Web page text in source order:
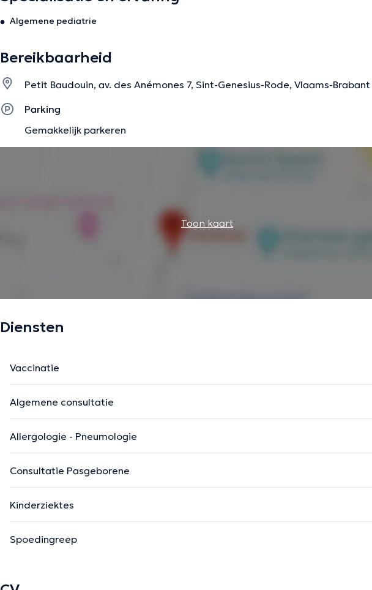
Algemene pediatrie
Bereikbaarheid
Petit Baudouin, av. des Anémones 7, Sint-Genesius-Rode, Vlaams-Brabant
Parking
Gemakkelijk parkeren
Toon kaart
Diensten
Vaccinatie
Algemene consultatie
Allergologie - Pneumologie
Consultatie Pasgeborene
Kinderziektes
Spoedingreep